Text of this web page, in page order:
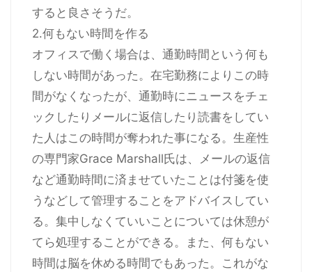
すると良さそうだ。
2.何もない時間を作る
オフィスで働く場合は、通勤時間という何も
しない時間があった。在宅勤務によりこの時
間がなくなったが、通勤時にニュースをチェ
ックしたりメールに返信したり読書をしてい
た人はこの時間が奪われた事になる。生産性
の専門家Grace Marshall氏は、メールの返信
など通勤時間に済ませていたことは付箋を使
うなどして管理することをアドバイスしてい
る。集中しなくていいことについては休憩が
てら処理することができる。また、何もない
時間は脳を休める時間でもあった。これがな